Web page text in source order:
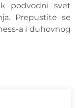
podvodni svet
Prepustite se
a i duhovnog